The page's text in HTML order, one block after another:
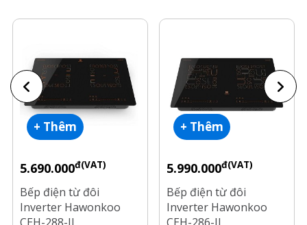
+ Thêm
5.690.000đ(VAT)
Bếp điện từ đôi
Inverter Hawonkoo
+ Thêm
5.990.000đ(VAT)
Bếp điện từ đôi
Inverter Hawonkoo